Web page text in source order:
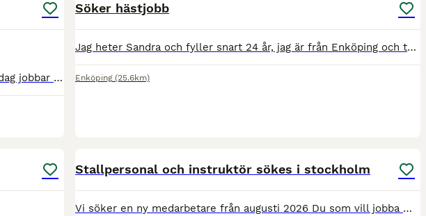
Jag har jobbat till och från i nästa 20 år som ridlärare, idag jobbar jag extra då och då som ridlärare på en ridskola i Stockholm. Jag söker ett deltid ridlärare jobb under en del av sommaren eller h
Söker hästjobb
Jag heter Sandra och fyller snart 24 år, jag är från Enköping och tog studenten från Sveriges Ridgymnasium sommaren 2022. Jag söker nu ett nytt jobb inom hästbranchen med mycket erfarenhet sedan tidi
Enköping (25.6km)
Stallpersonal och instruktör sökes i stockholm
Vi söker en ny medarbetare från augusti 2026 Du som vill jobba med hästar, barn och vuxna, nu har du chansen att söka din drömtjänst hos oss på Enskede Ridskola! Tjänsten innefattar allt vad stalltj